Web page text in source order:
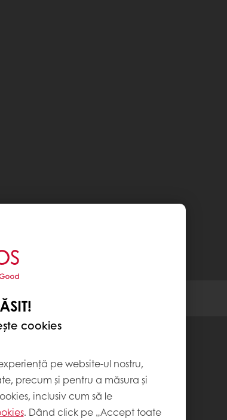
cookies
pe website-ul nostru,
precum și pentru a măsura și
inclusiv cum să le
. Dând click pe „Accept toate